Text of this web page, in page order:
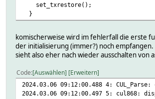
set_txrestore();
}
komischerweise wird im fehlerfall die erste
der initialisierung (immer?) noch empfangen.
sieht also eher nach wieder ausschalten von
Code Auswählen Erweitern
2024.03.06 09:12:00.488 4: CUL_Parse:
2024.03.06 09:12:00.497 5: cul868: